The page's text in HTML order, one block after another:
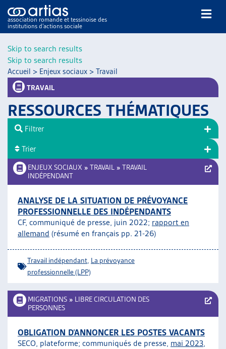
Skip to search results
Skip to search results
association romande et tessinoise des
institutions d’actions sociale
NOS PUBLICATIONS
DOSSIERS DU MOIS
VEILLE
RESSOURCES
GUIDE SOCIAL ROMAND
AUTRES
ARTIAS
PROJETS ET ACTIVITÉS
JOURNÉES D’AUTOMNE
Accueil > Enjeux sociaux > Travail
TRAVAIL
RESSOURCES THÉMATIQUES
ENJEUX SOCIAUX » TRAVAIL » TRAVAIL
INDÉPENDANT
ANALYSE DE LA SITUATION DE PRÉVOYANCE
PROFESSIONNELLE DES INDÉPENDANTS
CF, communiqué de presse, juin 2022; rapport en
allemand (résumé en français pp. 21-26)
Travail indépendant La prévoyance
professionnelle (LPP)
MIGRATIONS » LIBRE CIRCULATION DES
PERSONNES
OBLIGATION D’ANNONCER LES POSTES VACANTS
SECO, plateforme; communiqués de presse, mai 2023,
Filtrer
Trier